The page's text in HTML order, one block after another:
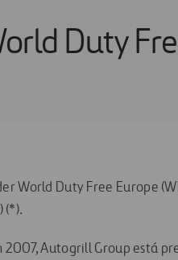
Duty
World Duty Free Europe
(*).
Autogrill Group está